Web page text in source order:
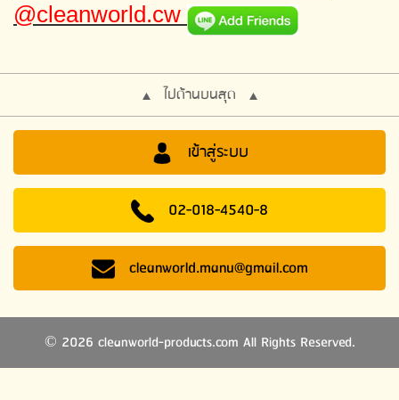
@cleanworld.cw
ไปด้านบนสุด
เข้าสู่ระบบ
02-018-4540-8
cleanworld.manu@gmail.com
© 2026 cleanworld-products.com All Rights Reserved.